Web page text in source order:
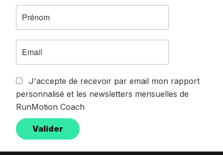
J'accepte de recevoir par email mon rapport
personnalisé et les newsletters mensuelles de
RunMotion Coach